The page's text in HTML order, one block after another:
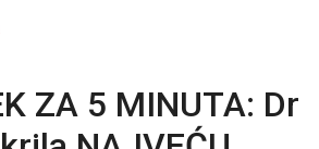
ZA 5 MINUTA: Dr